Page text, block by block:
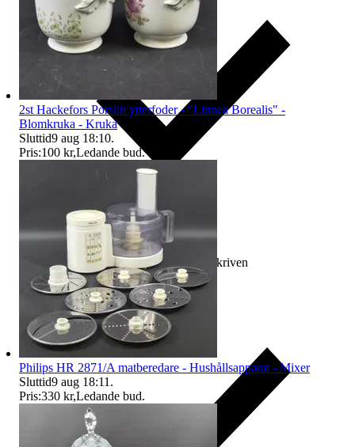
Ersättning om varan inte är som beskriven
2st Hackefors Porslin ytterfoder - "Linnea Borealis" -
Blomkruka - Kruka
Sluttid9 aug 18:10.
Pris:100 kr,Ledande bud.
Philips HR 2871/A matberedare - Hushållsapparat - Mixer
Sluttid9 aug 18:11 .
Pris:330 kr,Ledande bud.